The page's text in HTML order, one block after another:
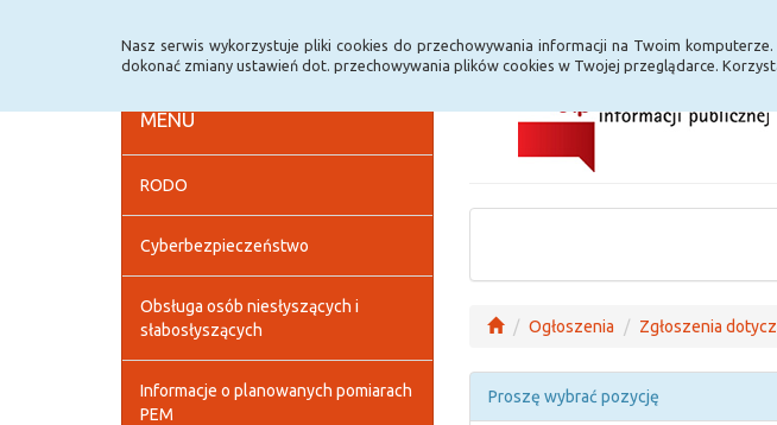
Nasz serwis wykorzystuje pliki cookies do przechowywania informacji na Twoim
dokonać zmiany ustawień dot. przechowywania plików cookies w Twojej przeglądarce.
MENU
RODO
Cyberbezpieczeństwo
Obsługa osób niesłyszących i
słabosłyszących
Informacje o planowanych pomiarach
PEM
Ogłoszenia Zgłoszenia
Proszę wybrać pozycję